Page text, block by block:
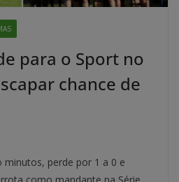
para o Sport no
chance de
perde por 1 a 0 e
como mandante na Série